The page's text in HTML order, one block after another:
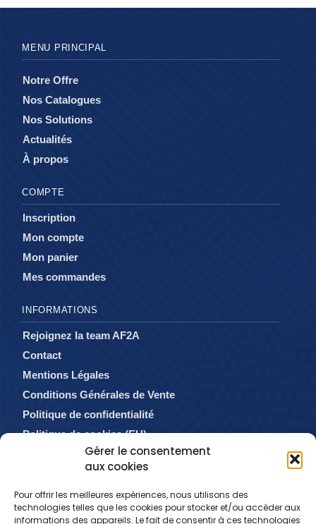
Gérer le consentement
aux cookies
Pour offrir les meilleures expériences, nous utilisons des
technologies telles que les cookies pour stocker et/ou accéder aux
informations des appareils. Le fait de consentir à ces technologies
INFORMATIONS
Rejoignez la team AF2A
Contact
Mentions Légales
Conditions Générales de Vente
Politique de confidentialité
Politique de cookies (EU)
MENU PRINCIPAL
Notre Offre
Nos Catalogues
Nos Solutions
Actualités
À propos
COMPTE
Inscription
Mon compte
Mon panier
Mes commandes